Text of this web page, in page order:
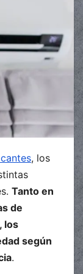
, los
Tanto en
de
los
según
.